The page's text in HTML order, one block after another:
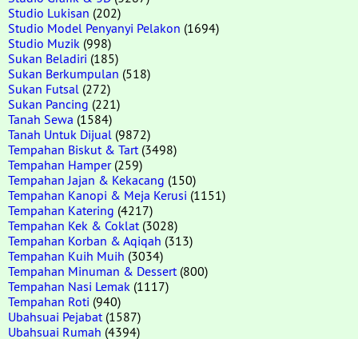
Studio Lukisan (202)
Studio Model Penyanyi Pelakon (1694)
Studio Muzik (998)
Sukan Beladiri (185)
Sukan Berkumpulan (518)
Sukan Futsal (272)
Sukan Pancing (221)
Tanah Sewa (1584)
Tanah Untuk Dijual (9872)
Tempahan Biskut & Tart (3498)
Tempahan Hamper(259)
Tempahan Jajan & Kekacang (150)
Tempahan Kanopi & Meja Kerusi (1151)
Tempahan Katering (4217)
Tempahan Kek & Coklat (3028)
Tempahan Korban & Aqiqah (313)
Tempahan Kuih Muih (3034)
Tempahan Minuman & Dessert (800)
Tempahan Nasi Lemak (1117)
Tempahan Roti (940)
Ubahsuai Pejabat (1587)
Ubahsuai Rumah (4394)